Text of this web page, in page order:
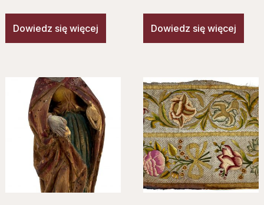
Dowiedz się więcej Dowiedz się więcej